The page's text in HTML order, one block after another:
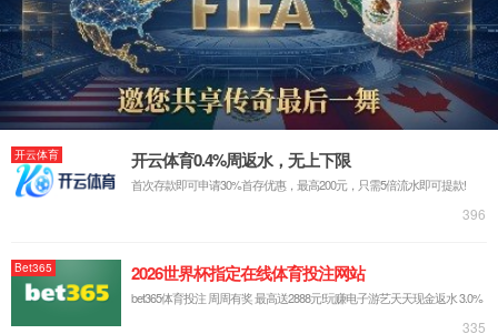
别担心，您可以尝试返回首页